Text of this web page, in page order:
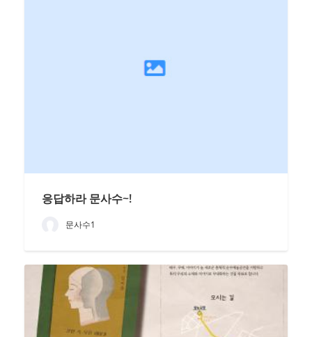
응답하라 문사수~!
문사수1